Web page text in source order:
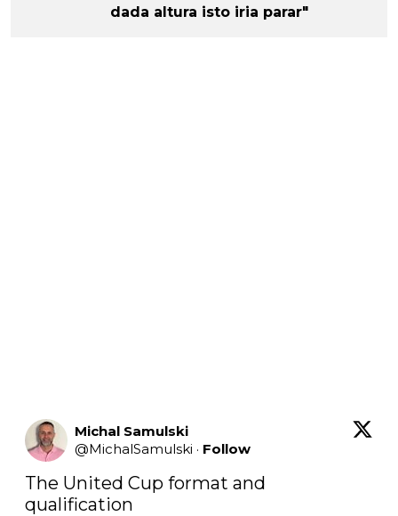
dada altura isto iria parar"
Michal Samulski
@MichalSamulski · Follow
The United Cup format and
qualification